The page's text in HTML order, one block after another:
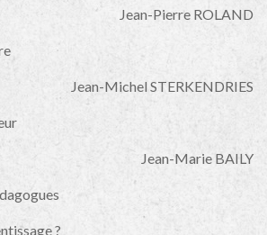
Jean-Pierre ROLAND
Jean-Michel STERKENDRIES
Jean-Marie BAILY
?